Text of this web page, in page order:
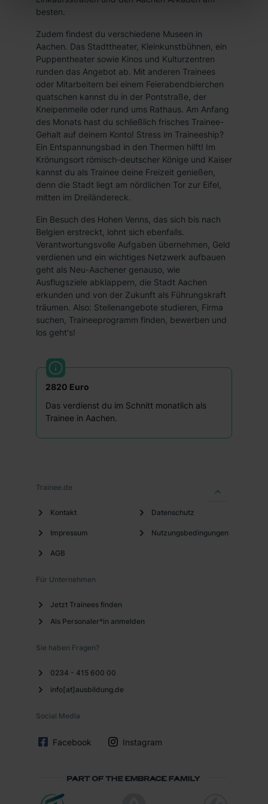
die Checkboxen und klick auf „Auswahl erlauben“. Die
„Präferenzen“, „Statistiken“ und „Marketing“ umfasst
hierbei die Einwilligung zur Übermittlung deiner Daten in
die USA (Art. 49 Abs. 1 S. 1 lit. a) DS-GVO). Die USA
verfügen über kein angemessenes Datenschutzniveau
Einwilligung jederzeit mit Wirkung für die Zukunft ganz
oder teilweise über unsere Datenschutzerklärung unter
dem Punkt „Datenschutz-Einstellungen“ widerrufen.
Weitere Informationen zu den einzelnen Cookies findest
du durch Klick auf „Details zeigen“. Weitere
Informationen: Datenschutzerklärung ,Impressum
besten.
Zudem findest du verschiedene Museen in
Aachen. Das Stadttheater, Kleinkunstbühnen, ein
Puppentheater sowie Kinos und Kulturzentren
runden das Angebot ab. Mit anderen Trainees
oder Mitarbeitern bei einem Feierabendbierchen
quatschen kannst du in der Pontstraße, der
Kneipenmeile oder rund ums Rathaus. Am Anfang
des Monats hast du schließlich frisches Trainee-
Gehalt auf deinem Konto! Stress im Traineeship?
Ein Entspannungsbad in den Thermen hilft! Im
Krönungsort römisch-deutscher Könige und Kaiser
kannst du als Trainee deine Freizeit genießen,
denn die Stadt liegt am nördlichen Tor zur Eifel,
mitten im Dreiländereck.
Ein Besuch des Hohen Venns, das sich bis nach
Belgien erstreckt, lohnt sich ebenfalls.
Verantwortungsvolle Aufgaben übernehmen, Geld
verdienen und ein wichtiges Netzwerk aufbauen
geht als Neu-Aachener genauso, wie
Ausflugsziele abklappern, die Stadt Aachen
erkunden und von der Zukunft als Führungskraft
träumen. Also: Stellenangebote studieren, Firma
suchen, Traineeprogramm finden, bewerben und
los geht's!
2820 Euro
Das verdienst du im Schnitt monatlich als
Trainee in Aachen.
Trainee.de
Kontakt
Impressum
AGB
Datenschutz
Nutzungsbedingungen
Für Unternehmen
Jetzt Trainees finden
Als Personaler*in anmelden
Sie haben Fragen?
0234 - 415 600 00
info[at]ausbildung.de
Social Media
Facebook Instagram